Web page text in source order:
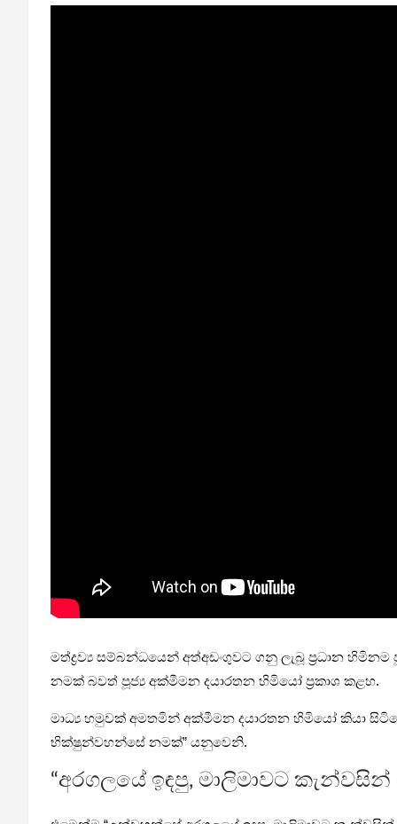
මත්ද්‍රව්‍ය සම්බන්ධයෙන් අත්අඩංගුවට ගනු ලැබූ ප්‍රධාන
නමක් බවත් පූජ්‍ය අක්මීමන දයාරතන හිමියෝ ප්‍රකාශ කළහ.
මාධ්‍ය හමුවක් අමතමින් අක්මීමන දයාරතන හිමියෝ කියා
භික්ෂුන්වහන්සේ නමක්” යනුවෙනි.
“අරගලයේ ඉඳපු, මාලිමාවට